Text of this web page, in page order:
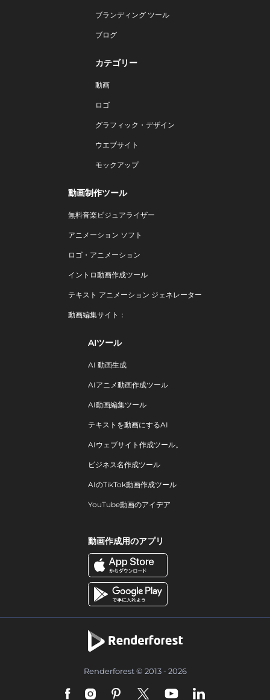
ブランディング ツール
ブログ
カテゴリー
動画
ロゴ
グラフィック・デザイン
ウエブサイト
モックアップ
動画制作ツール
無料音楽ビジュアライザー
アニメーション ソフト
ロゴ・アニメーション
イントロ動画作成ツール
テキスト アニメーション ジェネレーター
動画編集サイト：
AIツール
AI 動画生成
AIアニメ動画作成ツール
AI動画編集ツール
テキストを動画にするAI
AIウェブサイト作成ツール。
ビジネス名作成ツール
AIのTikTok動画作成ツール
YouTube動画のアイデア
動画作成用のアプリ
Renderforest © 2013 - 2026